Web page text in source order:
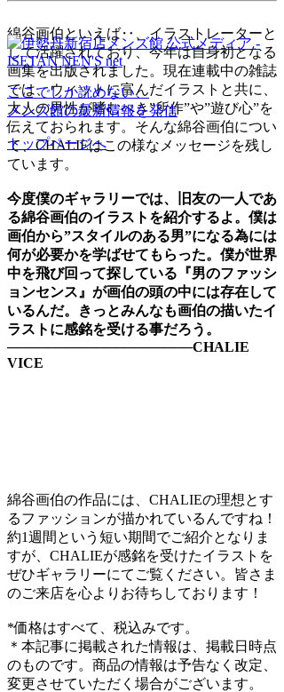
綿谷画伯といえば‥、イラストレーターと
して活躍されており、今年は自身初となる
画集を出版されました。現在連載中の雑誌
では、ウィットに富んだイラストと共に、
大人の男性が嗜むべき”所作”や”遊び心”を
伝えておられます。そんな綿谷画伯につい
て、CHALIEはこの様なメッセージを残し
ています。
今度僕のギャラリーでは、旧友の一人であ
る綿谷画伯のイラストを紹介するよ。僕は
画伯から”スタイルのある男”になる為には
何が必要かを学ばせてもらった。僕が世界
中を飛び回って探している『男のファッシ
ョンセンス』が画伯の頭の中には存在して
いるんだ。きっとみんなも画伯の描いたイ
ラストに感銘を受ける事だろう。
───────────────────CHALIE
VICE
綿谷画伯の作品には、CHALIEの理想とす
るファッションが描かれているんですね！
約1週間という短い期間でご紹介となりま
すが、CHALIEが感銘を受けたイラストを
ぜひギャラリーにてご覧ください。皆さま
のご来店を心よりお待ちしております！
*価格はすべて、税込みです。
＊本記事に掲載された情報は、掲載日時点
のものです。商品の情報は予告なく改定、
変更させていただく場合がございます。
ここでしか読めない、
メンズ館の最新情報を発信
トップページへ